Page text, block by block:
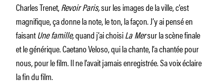
Charles Trenet,Revoir Paris,sur les images de la ville, c’est
magnifique, ça donne la note, le ton, la façon. J’y ai pensé en
faisantUne famille,quand j’ai choisiLa Mersur la scène finale
et le générique. Caetano Veloso, qui la chante, l’a chantée pour
nous, pour le film. Il ne l’avait jamais enregistrée. Sa voix éclaire
la fin du film.